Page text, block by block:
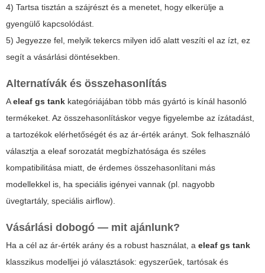
4) Tartsa tisztán a szájrészt és a menetet, hogy elkerülje a
gyengülő kapcsolódást.
5) Jegyezze fel, melyik tekercs milyen idő alatt veszíti el az ízt, ez
segít a vásárlási döntésekben.
Alternatívák és összehasonlítás
Aeleaf gs tank kategóriájában több más gyártó is kínál hasonló
termékeket. Az összehasonlításkor vegye figyelembe az ízátadást,
a tartozékok elérhetőségét és az ár-érték arányt. Sok felhasználó
választja a eleaf sorozatát megbízhatósága és széles
kompatibilitása miatt, de érdemes összehasonlítani más
modellekkel is, ha speciális igényei vannak (pl. nagyobb
üvegtartály, speciális airflow).
Vásárlási dobogó — mit ajánlunk?
Ha a cél az ár-érték arány és a robust használat, a eleaf gs tank
klasszikus modelljei jó választások: egyszerűek, tartósak és